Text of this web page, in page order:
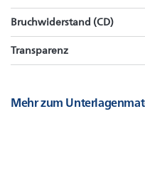
Bruchwiderstand (CD)
Transparenz
Mehr zum